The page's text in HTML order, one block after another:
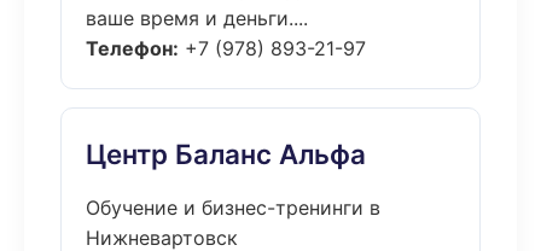
ваше время и деньги....
Телефон: +7 (978) 893-21-97
Центр Баланс Альфа
Обучение и бизнес-тренинги в
Нижневартовск